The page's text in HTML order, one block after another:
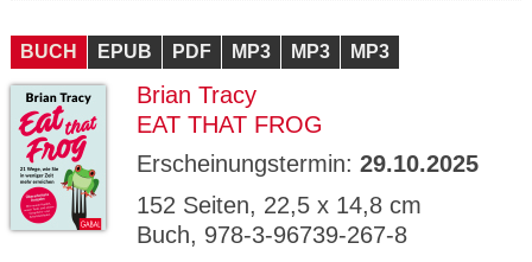
BUCH EPUB PDF MP3 MP3 MP3
Brian Tracy
EAT THAT FROG
Erscheinungstermin: 29.10.2025
152 Seiten, 22,5 x 14,8 cm
Buch, 978-3-96739-267-8